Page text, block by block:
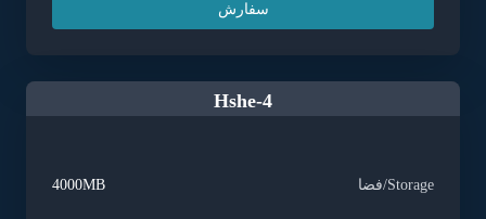
سفارش
Hshe-4
Storage/فضا 4000MB